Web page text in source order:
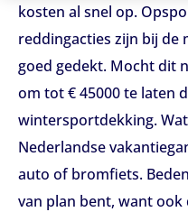
kosten al snel op.
reddingacties zijn bij de
goed gedekt. Mocht dit
om tot € 45000 te laten
wintersportdekking.
Nederlandse
auto of bromfiets.
van plan bent, want